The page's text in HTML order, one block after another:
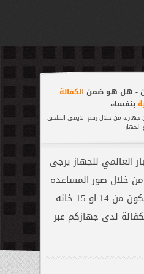
الرئيسية
آبل
ازوس
هواوي
نوكيا
الملحقات
الكفالة
- هل هو ضمن الكفالة
بنفسك
جهازك من خلال رقم الايمي الملحق
العالمي للجهاز يرجى
خلال صور المساعده
وهوه عباره عن رقم مكون من 14 او 15 خانه
لدى جهازكم عبر